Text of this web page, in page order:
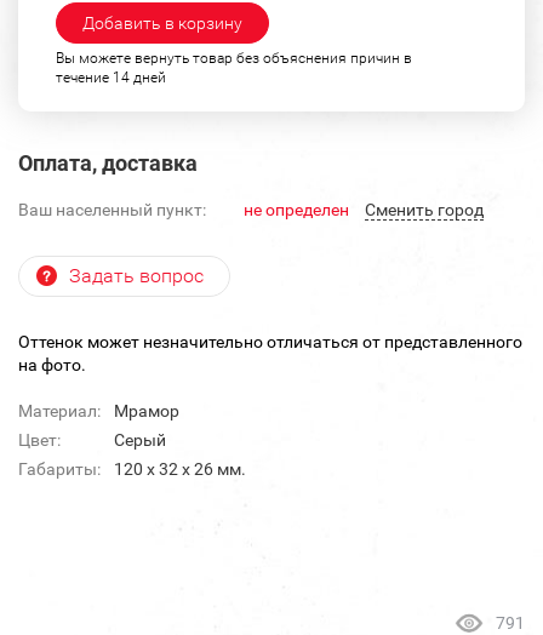
Добавить в корзину
Вы можете вернуть товар без объяснения причин в
течение 14 дней
Оплата, доставка
Ваш населенный пункт: не определен Cменить город
Задать вопрос
Оттенок может незначительно отличаться от представленного
на фото.
Материал:
Мрамор
Цвет:
Серый
Габариты:
120 х 32 х 26 мм.
791